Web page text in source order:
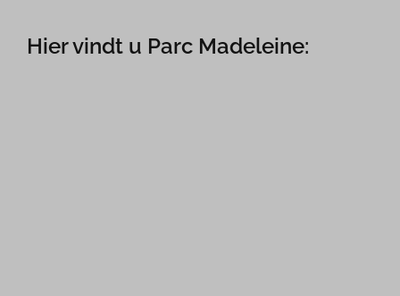
Hier vindt u Parc Madeleine: